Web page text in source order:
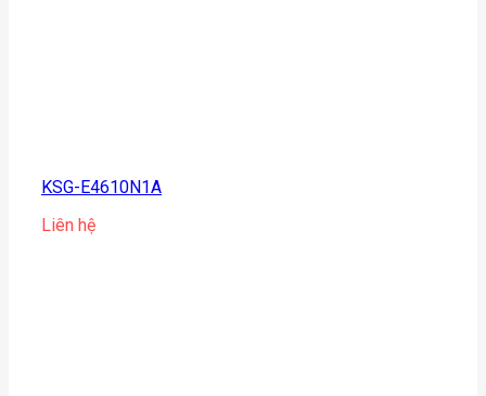
KSG-E4610N1A
Liên hệ